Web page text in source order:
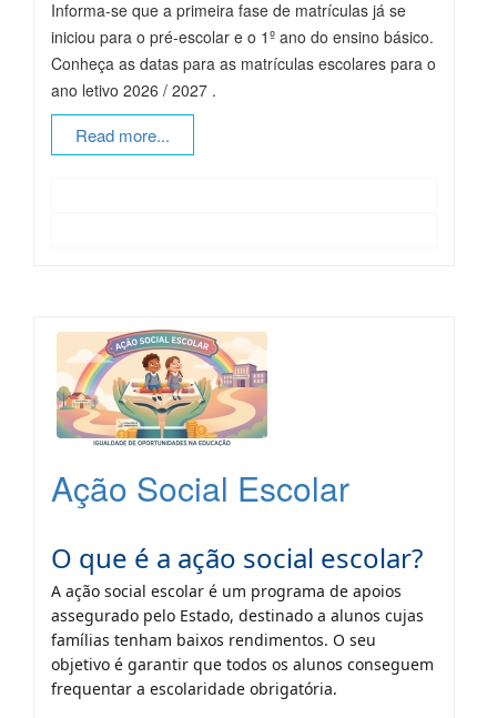
Informa-se que a primeira fase de matrículas já se
iniciou para o pré-escolar e o 1º ano do ensino básico.
Conheça as datas para as matrículas escolares para o
ano letivo 2026 / 2027 .
Read more...
Ação Social Escolar
O que é a ação social escolar?
A ação social escolar é um programa de apoios
assegurado pelo Estado, destinado a alunos cujas
famílias tenham baixos rendimentos. O seu
objetivo é garantir que todos os alunos conseguem
frequentar a escolaridade obrigatória.